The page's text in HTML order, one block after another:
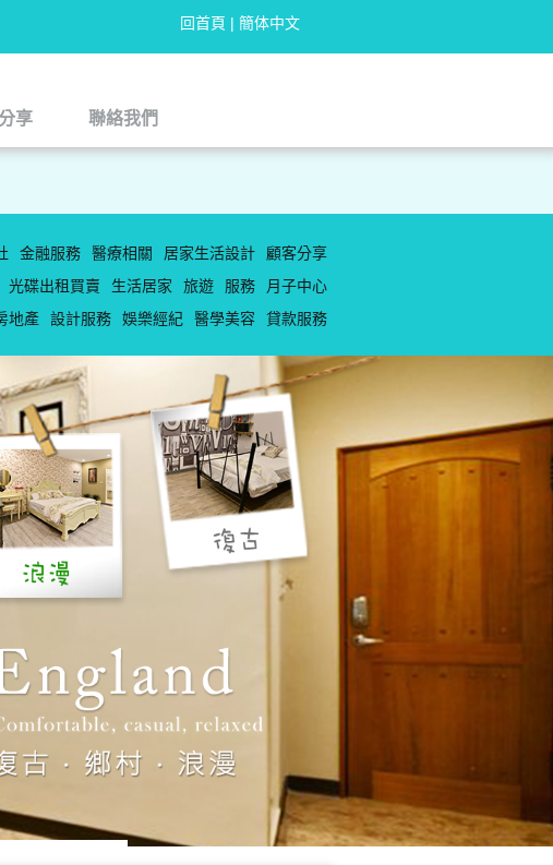
回首頁 | 簡体中文
享 聯絡我們
顧客分享
居家生活設計
醫療相關
金融服務
月子中心
服務
旅遊
生活居家
光碟出租買賣
貸款服務
醫學美容
娛樂經紀
設計服務
地產